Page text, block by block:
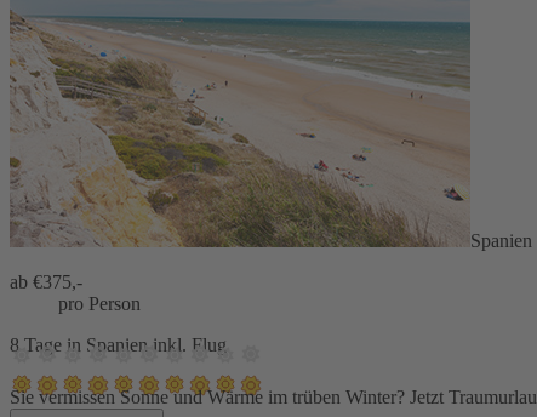
ab €375,-
pro Person
8 Tage in Spanien inkl. Flug
Sie vermissen Sonne und Wärme im trüben Winter? Jetzt